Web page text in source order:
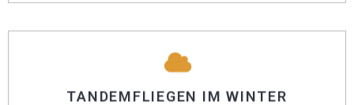
TANDEMFLIEGEN IM WINTER
TANDEMFLIEGEN IM WINTER
Ein unvergesslicher Tandemflug durch die verschneiten Berge!